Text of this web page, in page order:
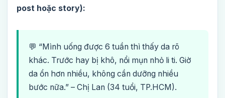
post hoặc story):
💬 “Mình uống được 6 tuần thì thấy da rõ
khác. Trước hay bị khô, nổi mụn nhỏ li ti. Giờ
da ổn hơn nhiều, không cần dưỡng nhiều
bước nữa.” – Chị Lan (34 tuổi, TP.HCM).